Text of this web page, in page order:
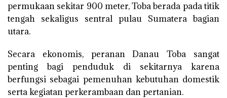
permukaan sekitar 900 meter, Toba berada pada titik
tengah sekaligus sentral pulau Sumatera bagian
utara.
Secara ekonomis, peranan Danau Toba sangat
penting bagi penduduk di sekitarnya karena
berfungsi sebagai pemenuhan kebutuhan domestik
serta kegiatan perkerambaan dan pertanian.